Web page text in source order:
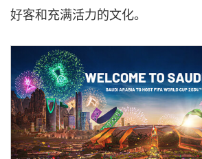
好客和充满活力的文化。